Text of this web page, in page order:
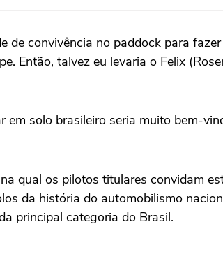
convivência no paddock para
Então, talvez eu levaria o Felix
solo brasileiro seria muito bem-
qual os pilotos titulares convidam
da história do automobilismo
principal categoria do Brasil.